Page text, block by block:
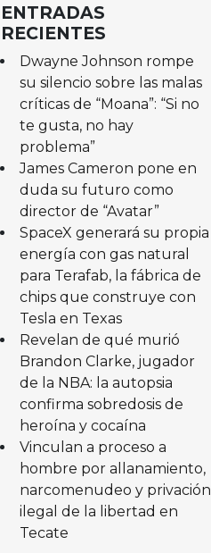
ENTRADAS
RECIENTES
Dwayne Johnson rompe
su silencio sobre las malas
críticas de “Moana”: “Si no
te gusta, no hay
problema”
James Cameron pone en
duda su futuro como
director de “Avatar”
SpaceX generará su propia
energía con gas natural
para Terafab, la fábrica de
chips que construye con
Tesla en Texas
Revelan de qué murió
Brandon Clarke, jugador
de la NBA: la autopsia
confirma sobredosis de
heroína y cocaína
Vinculan a proceso a
hombre por allanamiento,
narcomenudeo y privación
ilegal de la libertad en
Tecate